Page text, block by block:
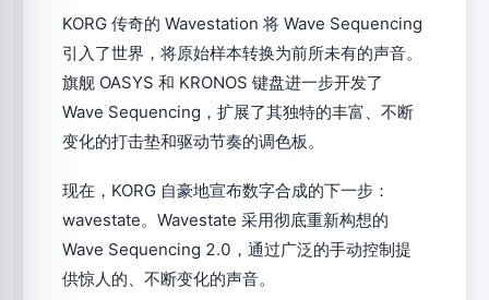
KORG 传奇的 Wavestation 将 Wave Sequencing
引入了世界，将原始样本转换为前所未有的声音。
旗舰 OASYS 和 KRONOS 键盘进一步开发了
Wave Sequencing，扩展了其独特的丰富、不断
变化的打击垫和驱动节奏的调色板。
现在，KORG 自豪地宣布数字合成的下一步：
wavestate。Wavestate 采用彻底重新构想的
Wave Sequencing 2.0，通过广泛的手动控制提
供惊人的、不断变化的声音。